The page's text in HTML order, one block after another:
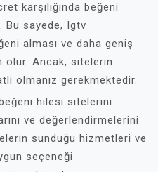
karşılığında beğeni
Bu sayede, Igtv
alması ve daha geniş
olur. Ancak, sitelerin
olmanız gerekmektedir.
hilesi sitelerini
ve değerlendirmelerini
sunduğu hizmetleri ve
seçeneği